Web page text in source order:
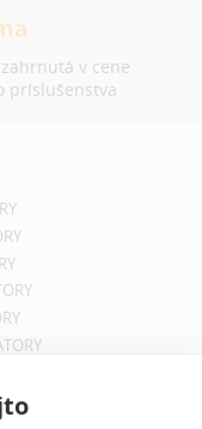
v cene
príslušenstva